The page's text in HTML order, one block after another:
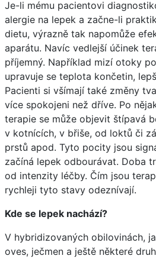
Je-li mému pacientovi
alergie na lepek a začne-li
dietu, výrazně tak napomůže
aparátu. Navíc vedlejší účinek
příjemný. Například mizí otoky
upravuje se teplota končetin,
Pacienti si všímají také změny
více spokojeni než dříve. Po
terapie se může objevit štípavá
v kotnících, v břiše, od loktů či
prstů apod. Tyto pocity jsou
začíná lepek odbourávat. Doba
od intenzity léčby. Čím jsou
rychleji tyto stavy odeznívají.
Kde se lepek nachází?
V hybridizovaných obilovinách,
oves, ječmen a ještě některé